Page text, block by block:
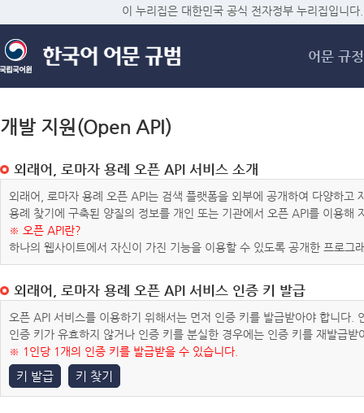
메
이 누리집은 대한민국 공식 전자정부 누리집입니다.
어문 규정
개발 지원(Open API)
외래어, 로마자 용례 오픈 API 서비스 소개
외래어, 로마자 용례 오픈 API는 검색 플랫폼을 외부에 공개하여 다양하
용례 찾기에 구축된 양질의 정보를 개인 또는 기관에서 오픈 API를 이용해
※ 오픈 API란?
하나의 웹사이트에서 자신이 가진 기능을 이용할 수 있도록 공개한 프로그
외래어, 로마자 용례 오픈 API 서비스 인증 키 발급
오픈 API 서비스를 이용하기 위해서는 먼저 인증 키를 발급받아야 합니다
인증 키가 유효하지 않거나 인증 키를 분실한 경우에는 인증 키를 재발급받
※ 1인당 1개의 인증 키를 발급받을 수 있습니다.
키 발급 키 찾기